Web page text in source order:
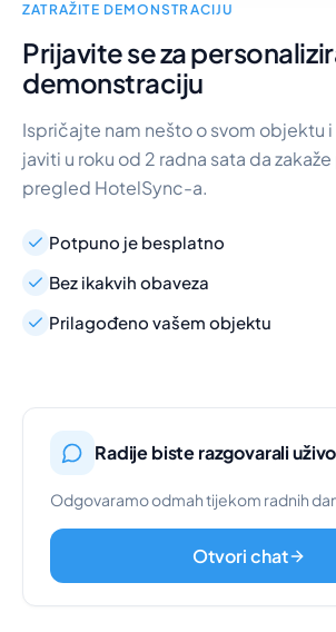
ZATRAŽITE DEMONSTRACIJU
Prijavite se za
demonstraciju
Ispričajte nam nešto o svom objektu i
javiti u roku od 2 radna sata da
pregled HotelSync-a.
Potpuno je besplatno
Bez ikakvih obaveza
Prilagođeno vašem objektu
Radije biste razgovarali
Odgovaramo odmah tijekom radnih
Otvori chat